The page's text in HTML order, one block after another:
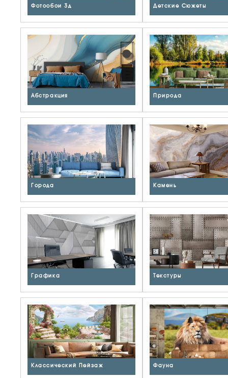
Фотообои 3д Детские Сюжеты
Абстракция Природа
Города Камень
Графика Текстуры
Классический Пейзаж Фауна